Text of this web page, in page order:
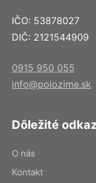
IČO: 53878027
DIČ: 2121544909
0915 950 055
info@polozime.sk
Dôležité
O nás
Kontakt